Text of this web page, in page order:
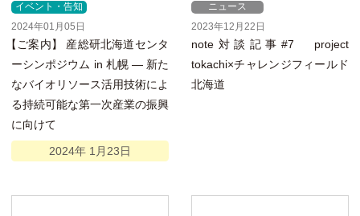
イベント・告知
2024年01月05日
【 ご案内】 産総研北海道センタ
ーシンポジウム in 札幌 ― 新た
なバイオリソース活用技術によ
る持続可能な第一次産業の振興
に向けて
2024年 1月 23日
ニュース
2023年12月22日
note対談記事#7 project
tokachi×チャレンジフィールド
北海道